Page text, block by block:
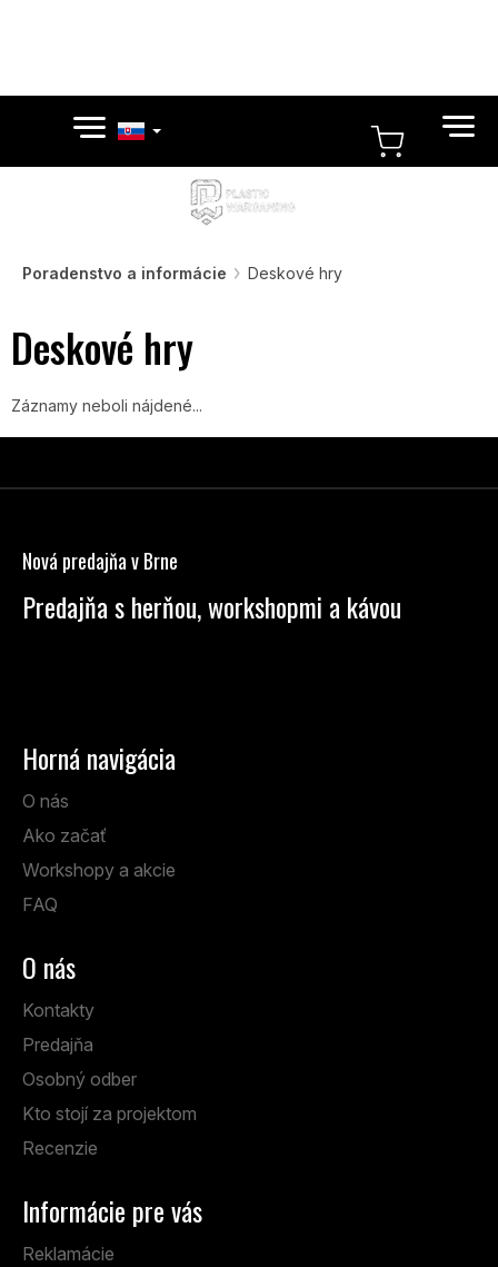
Poradenstvo a informácie Deskové hry
Deskové hry
Záznamy neboli nájdené...
Z
Nová predajňa v Brne
Predajňa s herňou, workshopmi a kávou
Horná navigácia
O nás
Ako začať
Workshopy a akcie
FAQ
O nás
Kontakty
Predajňa
Osobný odber
Kto stojí za projektom
Recenzie
Informácie pre vás
Reklamácie